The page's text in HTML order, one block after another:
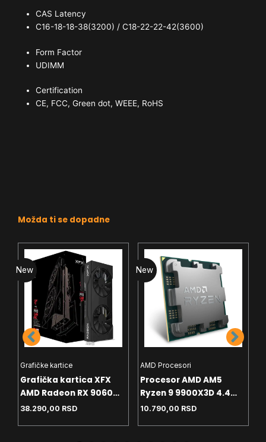
CAS Latency
C16-18-18-38(3200) / C18-22-22-42(3600)
Form Factor
UDIMM
Certification
CE, FCC, Green dot, WEEE, RoHS
Možda ti se dopadne
New
Grafičke kartice
Grafička kartica XFX
AMD Radeon RX 9060
8GB SWFT Gaming
38.290,00 RSD
New
AMD Procesori
Procesor AMD AM5
Ryzen 9 9900X3D 4.4
GHz Tray
10.790,00 RSD